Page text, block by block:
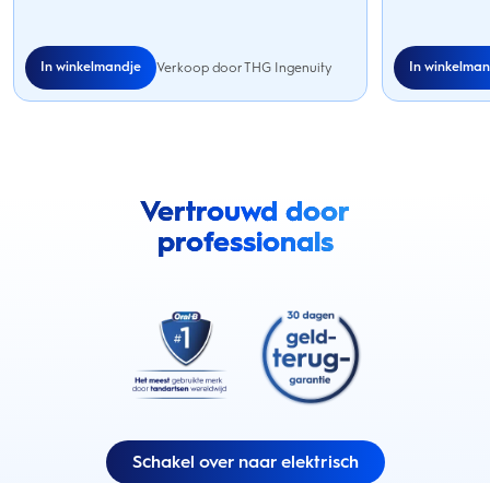
In winkelmandje Verkoop door THG Ingenuity In
Vertrouwd door
professionals
Schakel over naar elektrisch